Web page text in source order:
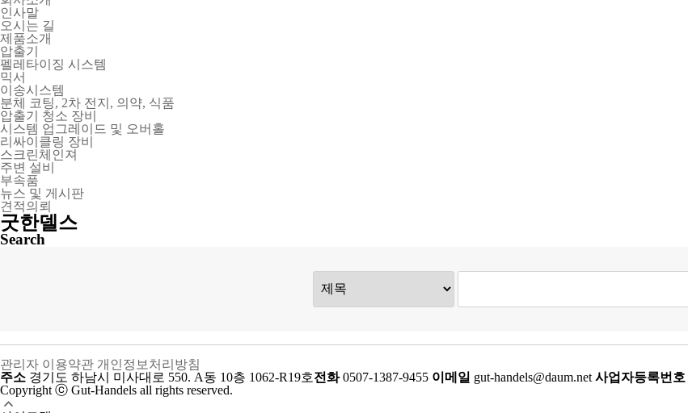
인사말
오시는 길
제품소개
압출기
펠레타이징 시스템
믹서
이송시스템
분체 코팅, 2차 전지, 의약, 식품
압출기 청소 장비
시스템 업그레이드 및 오버홀
리싸이클링 장비
스크린체인져
주변 설비
부속품
뉴스 및 게시판
견적의뢰
굿한델스
Search
관리자 이용약관 개인정보처리방침
주소 경기도 하남시 미사대로 550. A동 10층 1062-R19호전화0507-1387-9455 이메일 gut-handels@daum.net 사업자등록번호
Copyright ⓒ Gut-Handels all rights reserved.